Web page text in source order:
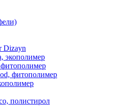
Dizayn
экополимер
фитополимер
полистирол